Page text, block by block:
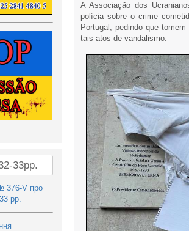
33рр.
376-V про
рр.
A Associação dos
polícia sobre o crime
Portugal, pedindo que
tais atos de vandalismo.